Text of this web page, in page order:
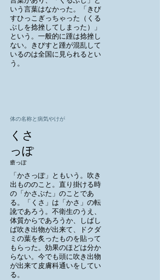
いう言葉はなかった。「きび
すひっこぎっちゃった（くる
ぶしを捻挫してしまった）」
という。一般的に踵は捻挫し
ない。きびすと踵が混乱して
いるのは全国に見られるとい
う。
体の名称と病気やけが
くさ
っぽ
瘡っぽ
「かさっぽ」ともいう。吹き
出もののこと。直り掛ける時
の「かさぶた」のことであ
る。「くさ」は「かさ」の転
訛であろう。不衛生のうえ、
体質からであろうか、しばし
ば吹き出物が出来て、ドクダ
ミの葉を炙ったものを貼って
もらった。効果のほどは分か
らない。今でも頭に吹き出物
が出来て皮膚科通いをしてい
る。